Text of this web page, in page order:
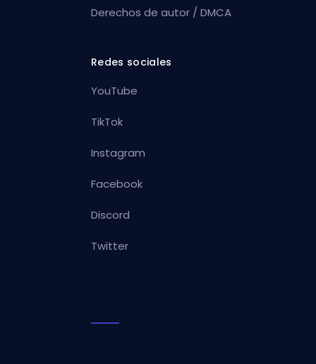
Derechos de autor / DMCA
Redes sociales
YouTube
TikTok
Instagram
Facebook
Discord
Twitter